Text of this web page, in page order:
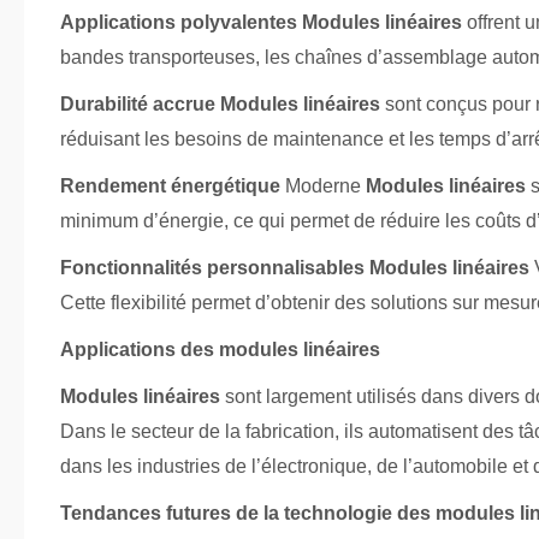
Applications polyvalentes Modules linéaires offrent
bandes transporteuses, les chaînes d’assemblage
Durabilité accrue Modules linéaires sont conçus pour
réduisant les besoins de maintenance et les temps
Rendement énergétique Moderne Modules linéaires
minimum d’énergie, ce qui permet de réduire les coûts
Fonctionnalités personnalisables Modules linéaires
Cette flexibilité permet d’obtenir des solutions sur
Applications des modules linéaires
Modules linéaires sont largement utilisés dans divers
Dans le secteur de la fabrication, ils automatisent des
dans les industries de l’électronique, de l’automobile et
Tendances futures de la technologie des modules